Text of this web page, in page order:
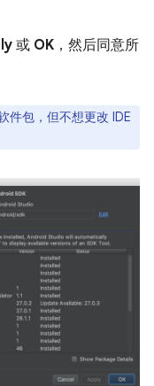
或 OK ，然后同意所
件包，但不想更改 IDE